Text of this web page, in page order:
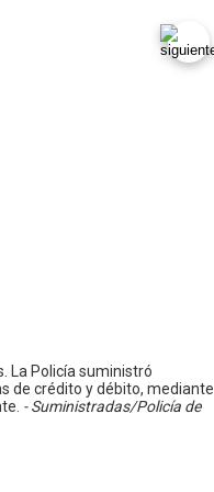
La Policía suministró
de crédito y débito, mediante
- Suministradas/Policía de